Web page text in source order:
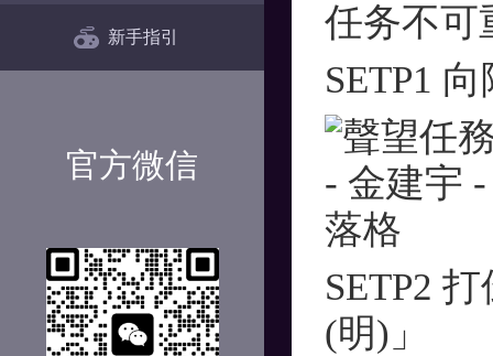
新手指引
官方微信
任务不
SETP1
SETP2
(明)」